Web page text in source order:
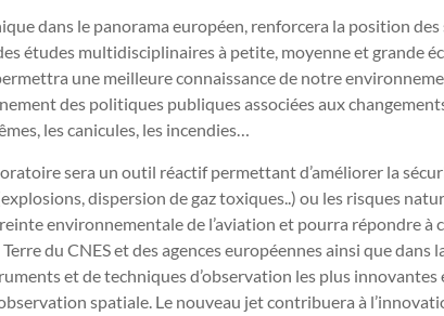
dans le panorama européen, renforcera la position
études multidisciplinaires à petite, moyenne et grande
une meilleure connaissance de notre
des politiques publiques associées aux
les canicules, les incendies…
sera un outil réactif permettant d’améliorer la
dispersion de gaz toxiques..) ou les risques
environnementale de l’aviation et pourra répondre
Terre du CNES et des agences européennes ainsi que
et de techniques d’observation les plus
spatiale. Le nouveau jet contribuera à